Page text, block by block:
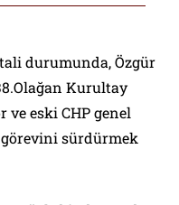
durumunda, Özgür
Kurultay
eski CHP genel
görevini sürdürmek